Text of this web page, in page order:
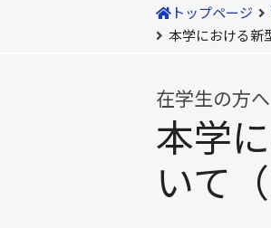
トップページ
本学における新
在学生の方へ
本学
いて